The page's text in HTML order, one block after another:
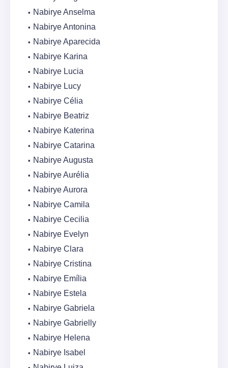
Nabirye Anselma
Nabirye Antonina
Nabirye Aparecida
Nabirye Karina
Nabirye Lucia
Nabirye Lucy
Nabirye Célia
Nabirye Beatriz
Nabirye Katerina
Nabirye Catarina
Nabirye Augusta
Nabirye Aurélia
Nabirye Aurora
Nabirye Camila
Nabirye Cecilia
Nabirye Evelyn
Nabirye Clara
Nabirye Cristina
Nabirye Emília
Nabirye Estela
Nabirye Gabriela
Nabirye Gabrielly
Nabirye Helena
Nabirye Isabel